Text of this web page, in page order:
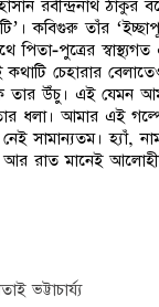
রবীন্দ্রনাথ ঠাকুর
কবিগুরু তাঁর
পিতা-পুত্রের
চেহারার
উঁচু। এই যেমন
ধলা। আমার এই
সামান্যতম। হ্যাঁ,
আর রাত মানেই
ভট্টাচার্য্য